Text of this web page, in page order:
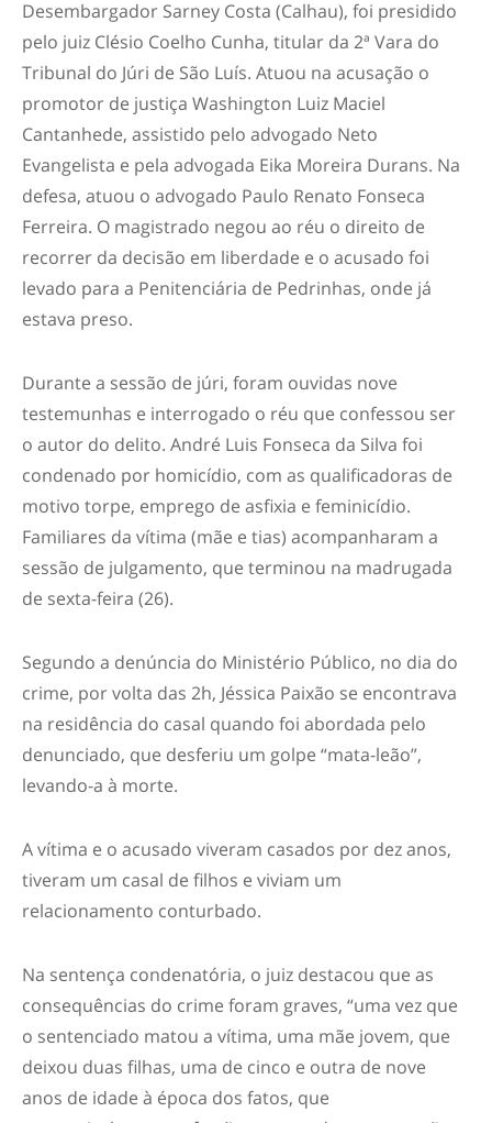
Desembargador Sarney Costa (Calhau), foi presidido
pelo juiz Clésio Coelho Cunha, titular da 2ª Vara do
Tribunal do Júri de São Luís. Atuou na acusação o
promotor de justiça Washington Luiz Maciel
Cantanhede, assistido pelo advogado Neto
Evangelista e pela advogada Eika Moreira Durans. Na
defesa, atuou o advogado Paulo Renato Fonseca
Ferreira. O magistrado negou ao réu o direito de
recorrer da decisão em liberdade e o acusado foi
levado para a Penitenciária de Pedrinhas, onde já
estava preso.
Durante a sessão de júri, foram ouvidas nove
testemunhas e interrogado o réu que confessou ser
o autor do delito. André Luis Fonseca da Silva foi
condenado por homicídio, com as qualificadoras de
motivo torpe, emprego de asfixia e feminicídio.
Familiares da vítima (mãe e tias) acompanharam a
sessão de julgamento, que terminou na madrugada
de sexta-feira (26).
Segundo a denúncia do Ministério Público, no dia do
crime, por volta das 2h, Jéssica Paixão se encontrava
na residência do casal quando foi abordada pelo
denunciado, que desferiu um golpe “mata-leão”,
levando-a à morte.
A vítima e o acusado viveram casados por dez anos,
tiveram um casal de filhos e viviam um
relacionamento conturbado.
Na sentença condenatória, o juiz destacou que as
consequências do crime foram graves, “uma vez que
o sentenciado matou a vítima, uma mãe jovem, que
deixou duas filhas, uma de cinco e outra de nove
anos de idade à época dos fatos, que